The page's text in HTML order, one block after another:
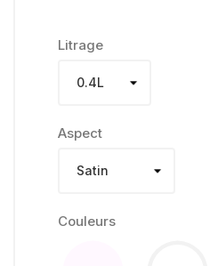
Litrage
Aspect
Couleurs